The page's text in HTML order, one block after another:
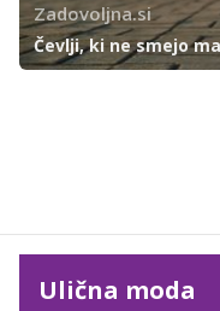
Zadovoljna.si
Čevlji, ki ne smejo
Ulična moda